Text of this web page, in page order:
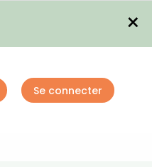
×
Se connecter